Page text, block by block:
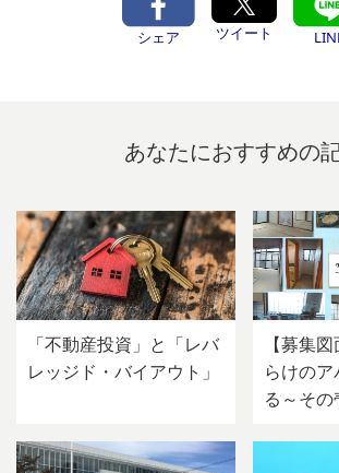
シェア ツイート
あなたにおすすめの
「不動産投資」と「レバ
レッジド・バイアウト」
【募集
らけの
る～その